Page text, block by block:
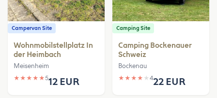
Campervan Site
Wohnmobilstellplatz In
der Heimbach
Meisenheim
★ ★ ★ ★ ★512 EUR
Camping Site
Camping Bockenauer
Schweiz
Bockenau
★ ★ ★ ★ ★ 422 EUR